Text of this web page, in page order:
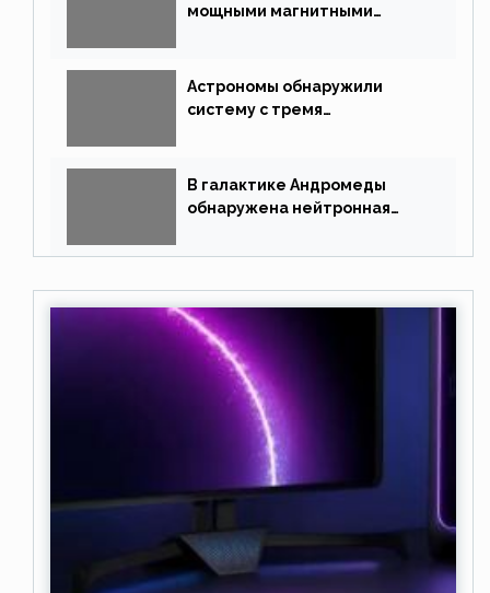
мощными магнитными
Астрономы обнаружили
систему с тремя
В галактике Андромеды
обнаружена нейтронная